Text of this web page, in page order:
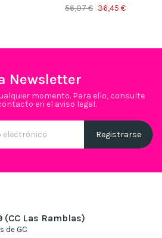
56,07 € 36,45 €
Newsletter
momento. Para ello, consulte
en el aviso legal.
(CC Las Ramblas)
de GC